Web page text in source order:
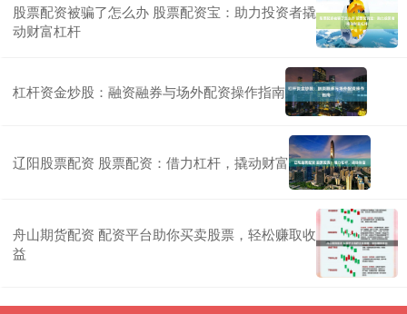
股票配资被骗了怎么办 股票配资宝：助力投资者撬
动财富杠杆
杠杆资金炒股：融资融券与场外配资操作指南
辽阳股票配资 股票配资：借力杠杆，撬动财富
舟山期货配资 配资平台助你买卖股票，轻松赚取收
益